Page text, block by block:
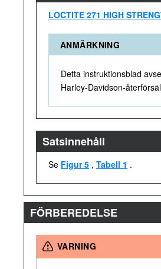
LOCTITE 271 HIGH
ANMÄRKNING
Detta instruktionsblad
Harley-Davidson-
Satsinnehåll
Se Figur 5 , Tabell 1 .
FÖRBEREDELSE
VARNING